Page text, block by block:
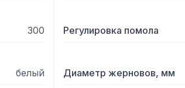
300 Регулировка помола
белый Диаметр жерновов, мм